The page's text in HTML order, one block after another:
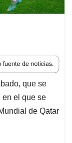
que se
en el que se
de Qatar